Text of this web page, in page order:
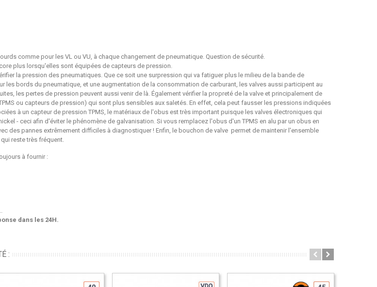
comme pour les VL ou VU, à chaque changement de pneumatique. Question de sécurité.
plus lorsqu'elles sont équipées de capteurs de pression.
la pression des pneumatiques. Que ce soit une surpression qui va fatiguer plus le milieu de la bande de
les bords du pneumatique, et une augmentation de la consommation de carburant, les valves aussi participent au
les pertes de pression peuvent aussi venir de là. Également vérifier la propreté de la valve et principalement de
ou capteurs de pression) qui sont plus sensibles aux saletés. En effet, cela peut fausser les pressions indiquées
à un capteur de pression TPMS, le matériaux de l'obus est très important puisque les valves électroniques qui
- ceci afin d'éviter le phénomène de galvanisation. Si vous remplacez l'obus d'un TPMS en alu par un obus en
des pannes extrêmement difficiles à diagnostiquer ! Enfin, le bouchon de valve permet de maintenir l'ensemble
reste très fréquent.
à fournir :
dans les 24H.
: